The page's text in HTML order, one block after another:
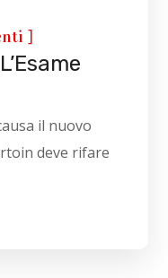
]
il nuovo
deve rifare